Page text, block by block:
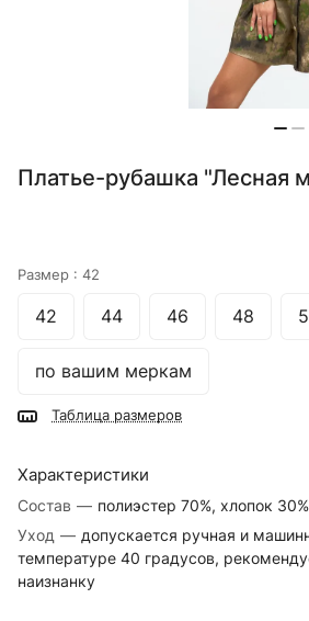
Платье-рубашка "Лесная
Размер : 42
42 44 46 48
по вашим меркам
Таблица размеров
Характеристики
Состав — полиэстер 70%, хлопок
Уход — допускается ручная и
температуре 40 градусов,
наизнанку